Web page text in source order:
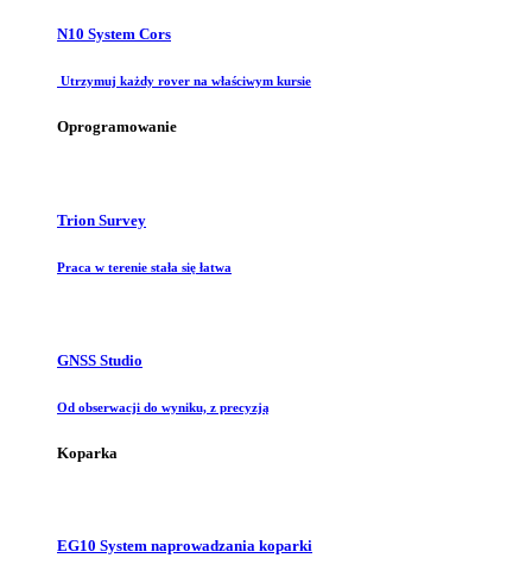
N10 System Cors
Utrzymuj każdy rover na właściwym kursie
Oprogramowanie
Trion Survey
Praca w terenie stała się łatwa
GNSS Studio
Od obserwacji do wyniku, z precyzją
Koparka
EG10 System naprowadzania koparki